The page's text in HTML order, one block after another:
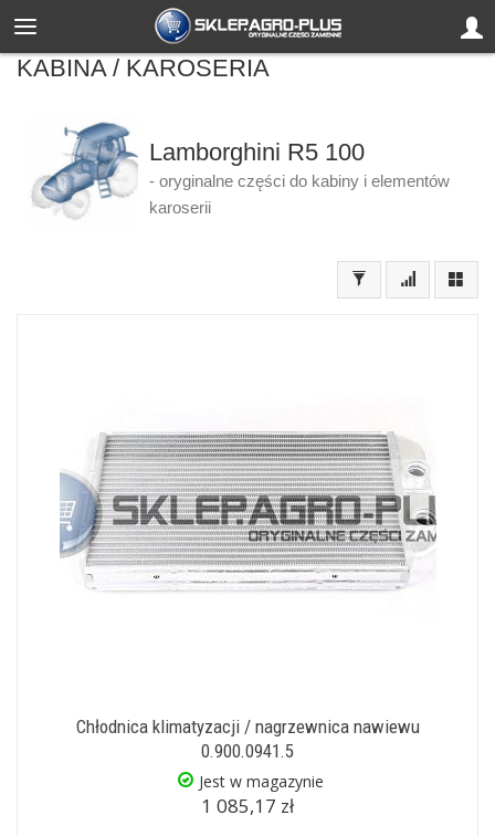
KABINA / KAROSERIA
Lamborghini R5 100
- oryginalne części do kabiny i elementów
karoserii
Chłodnica klimatyzacji / nagrzewnica nawiewu
0.900.0941.5
Jest w magazynie
1 085,17 zł